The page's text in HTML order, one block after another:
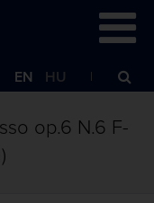
EN HU
op.6 N.6 F-